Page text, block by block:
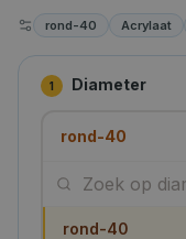
rond-40 Acrylaat
1 Diameter
rond-40
rond-40